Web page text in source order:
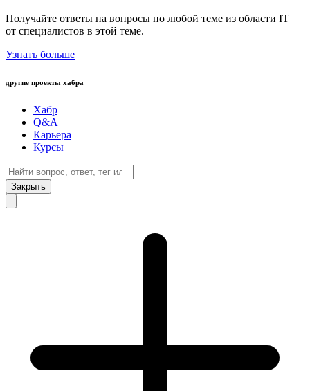
Получайте ответы на вопросы по любой теме из области IT
от специалистов в этой теме.
Узнать больше
другие проекты хабра
Хабр
Q&A
Карьера
Курсы
Закрыть